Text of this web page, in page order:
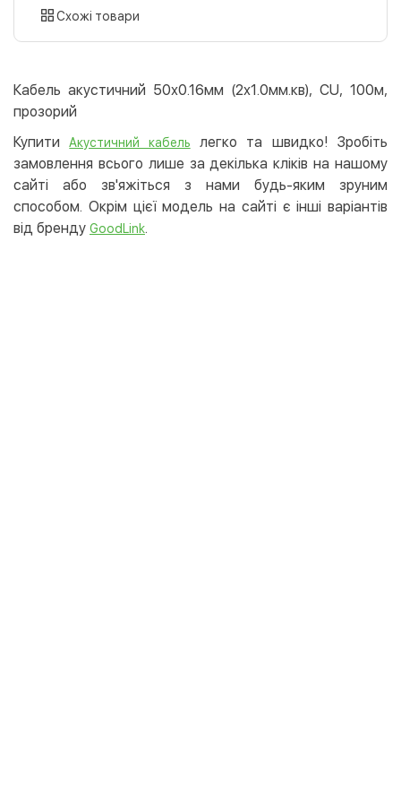
картою
Google Pay
Безготівковий розрахунок
Оплата на карту юр.особи
Оплата на рахунок юр.особи
Безкоштовно
Схожі товари
Кабель акустичний 50х0.16мм (2х1.0мм.кв), CU, 100м,
прозорий
КупитиАкустичний кабель
легко та швидко! Зробіть
замовлення всього лише за декілька кліків на нашому
сайті або зв'яжіться з нами будь-яким зруним
способом. Окрім цієї модель на сайті є інші варіантів
від бренду GoodLink.